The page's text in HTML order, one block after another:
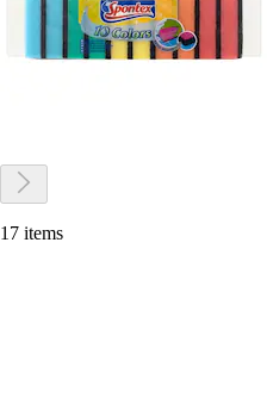
17 items